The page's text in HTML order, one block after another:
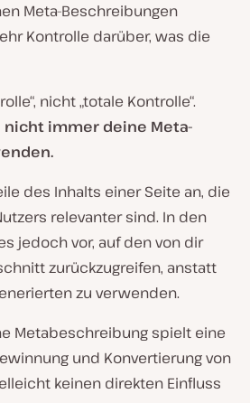
Meta-Beschreibungen
Kontrolle darüber, was die
nicht „totale Kontrolle“.
immer deine Meta-
des Inhalts einer Seite an, die
relevanter sind. In den
jedoch vor, auf den von dir
zurückzugreifen, anstatt
zu verwenden.
Metabeschreibung spielt eine
und Konvertierung von
keinen direkten Einfluss